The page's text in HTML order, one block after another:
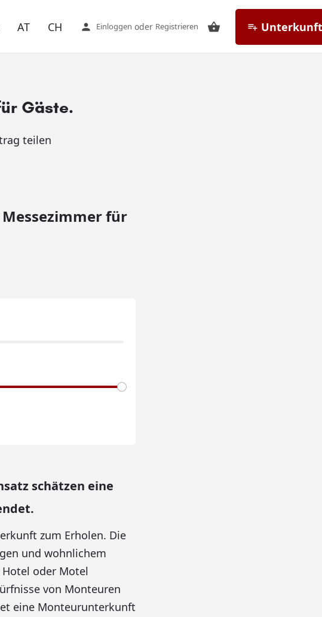
AT CH Einloggen oder Registrieren
Gäste.
teilen
für
schätzen eine
zum Erholen. Die
und wohnlichem
oder Motel
von Monteuren
eine Monteurunterkunft